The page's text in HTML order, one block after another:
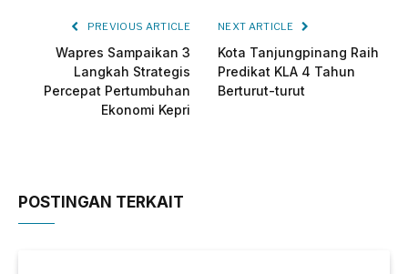
PREVIOUS ARTICLE
Wapres Sampaikan 3
Langkah Strategis
Percepat Pertumbuhan
Ekonomi Kepri
NEXT ARTICLE
Kota Tanjungpinang Raih
Predikat KLA 4 Tahun
Berturut-turut
POSTINGAN TERKAIT